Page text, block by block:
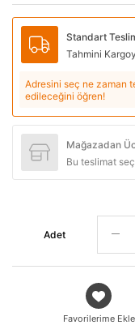
Standart
Tahmini
Adresini seç ne zaman
edileceğini öğren!
Mağazadan
Bu teslimat
Adet
Favorilerime Ekle